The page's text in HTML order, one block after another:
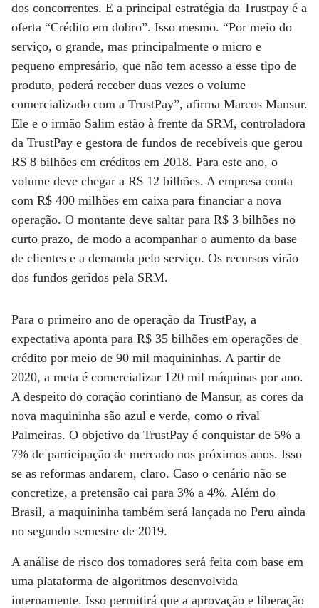
dos concorrentes. E a principal estratégia da Trustpay é a
oferta “Crédito em dobro”. Isso mesmo. “Por meio do
serviço, o grande, mas principalmente o micro e
pequeno empresário, que não tem acesso a esse tipo de
produto, poderá receber duas vezes o volume
comercializado com a TrustPay”, afirma Marcos Mansur.
Ele e o irmão Salim estão à frente da SRM, controladora
da TrustPay e gestora de fundos de recebíveis que gerou
R$ 8 bilhões em créditos em 2018. Para este ano, o
volume deve chegar a R$ 12 bilhões. A empresa conta
com R$ 400 milhões em caixa para financiar a nova
operação. O montante deve saltar para R$ 3 bilhões no
curto prazo, de modo a acompanhar o aumento da base
de clientes e a demanda pelo serviço. Os recursos virão
dos fundos geridos pela SRM.
Para o primeiro ano de operação da TrustPay, a
expectativa aponta para R$ 35 bilhões em operações de
crédito por meio de 90 mil maquininhas. A partir de
2020, a meta é comercializar 120 mil máquinas por ano.
A despeito do coração corintiano de Mansur, as cores da
nova maquininha são azul e verde, como o rival
Palmeiras. O objetivo da TrustPay é conquistar de 5% a
7% de participação de mercado nos próximos anos. Isso
se as reformas andarem, claro. Caso o cenário não se
concretize, a pretensão cai para 3% a 4%. Além do
Brasil, a maquininha também será lançada no Peru ainda
no segundo semestre de 2019.
A análise de risco dos tomadores será feita com base em
uma plataforma de algoritmos desenvolvida
internamente. Isso permitirá que a aprovação e liberação